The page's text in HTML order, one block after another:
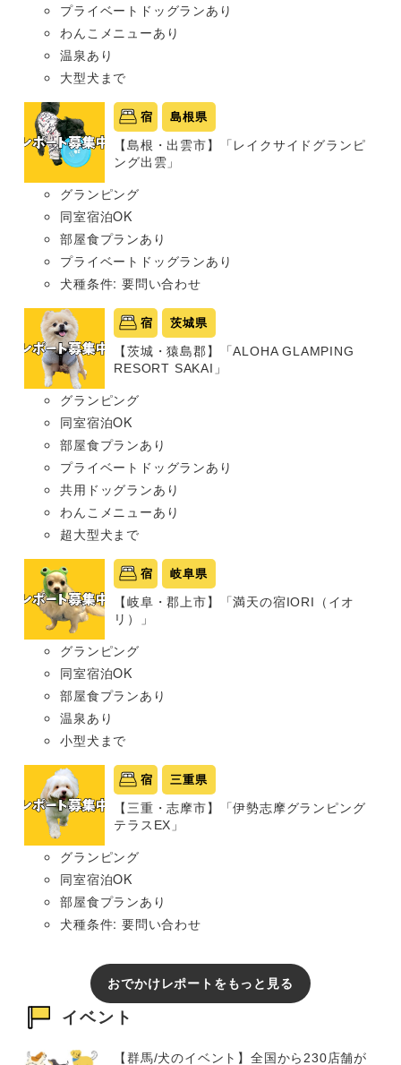
プライベートドッグランあり
わんこメニューあり
温泉あり
大型犬まで
宿 島根県
【島根・出雲市】「レイクサイドグランピ
ング出雲」
グランピング
同室宿泊OK
部屋食プランあり
プライベートドッグランあり
犬種条件: 要問い合わせ
宿 茨城県
【茨城・猿島郡】「ALOHA GLAMPING
RESORT SAKAI」
グランピング
同室宿泊OK
部屋食プランあり
プライベートドッグランあり
共用ドッグランあり
わんこメニューあり
超大型犬まで
宿 岐阜県
【岐阜・郡上市】「満天の宿IORI（イオ
リ）」
グランピング
同室宿泊OK
部屋食プランあり
温泉あり
小型犬まで
宿 三重県
【三重・志摩市】「伊勢志摩グランピング
テラスEX」
グランピング
同室宿泊OK
部屋食プランあり
犬種条件: 要問い合わせ
おでかけレポートをもっと見る
イベント
【群馬/犬のイベント】全国から230店舗が